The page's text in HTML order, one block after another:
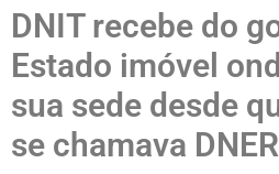
DNIT recebe do
Estado imóvel
sua sede desde
se chamava DNER